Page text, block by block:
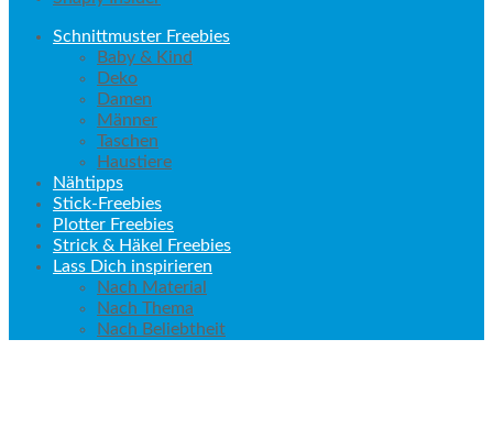
Schnittmuster Freebies
Baby & Kind
Deko
Damen
Männer
Taschen
Haustiere
Nähtipps
Stick-Freebies
Plotter Freebies
Strick & Häkel Freebies
Lass Dich inspirieren
Nach Material
Nach Thema
Nach Beliebtheit